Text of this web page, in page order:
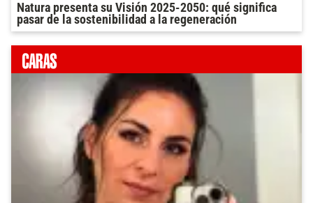
Natura presenta su Visión 2025-2050: qué significa
pasar de la sostenibilidad a la regeneración